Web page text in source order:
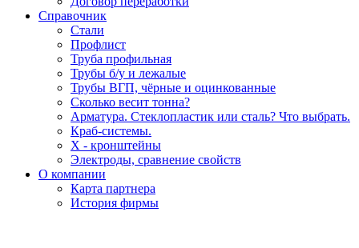
Справочник
Стали
Профлист
Труба профильная
Трубы б/у и лежалые
Трубы ВГП, чёрные и оцинкованные
Сколько весит тонна?
Арматура. Стеклопластик или сталь? Что выбрать.
Краб-системы.
Х - кронштейны
Электроды, сравнение свойств
О компании
Карта партнера
История фирмы